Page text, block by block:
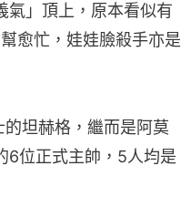
氣」頂上，原本看似有
愈忙，娃娃臉殺手亦是
坦赫格，繼而是阿莫
6位正式主帥，5人均是